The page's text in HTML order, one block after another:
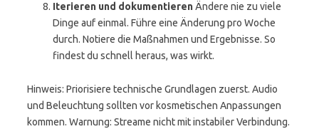
Iterieren und dokumentierenÄndere nie zu viele
Dinge auf einmal. Führe eine Änderung pro Woche
durch. Notiere die Maßnahmen und Ergebnisse. So
findest du schnell heraus, was wirkt.
Hinweis: Priorisiere technische Grundlagen zuerst. Audio
und Beleuchtung sollten vor kosmetischen Anpassungen
kommen. Warnung: Streame nicht mit instabiler Verbindung.